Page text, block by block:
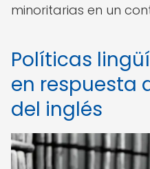
minoritarias en un
Políticas
en respuesta
del inglés